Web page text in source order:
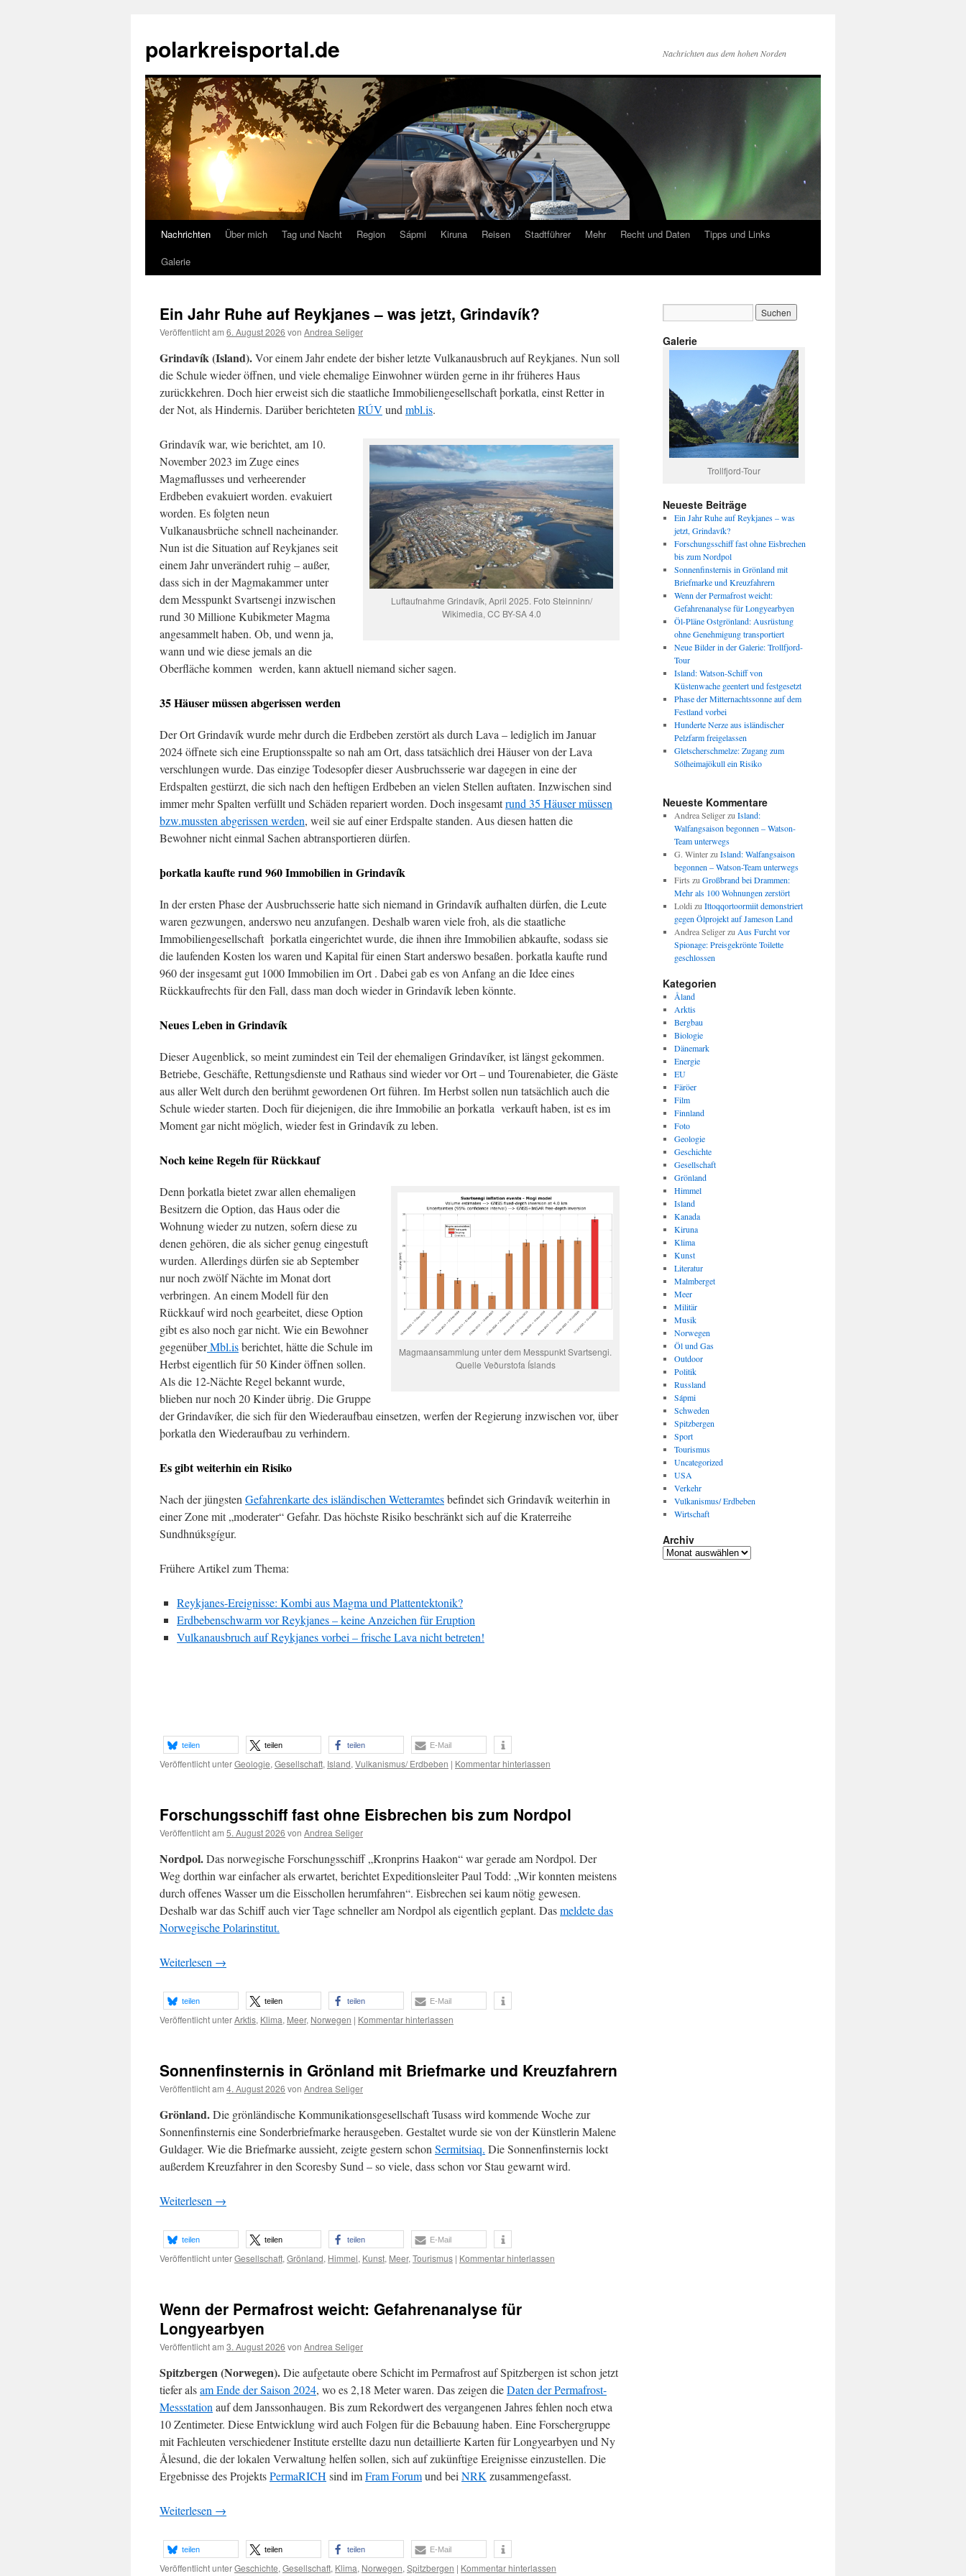
springen
polarkreisportal.de Nachrichten aus dem hohen Norden
Nachrichten Über mich Tag und Nacht Region Sápmi Kiruna Reisen Stadtführer Mehr Recht und Daten
Tipps und Links
Galerie
Ein Jahr Ruhe auf Reykjanes – was jetzt, Grindavík?
Veröffentlicht am 6. August 2026 von Andrea Seliger
Grindavík (Island).Vor einem Jahr endete der bisher letzte Vulkanausbruch auf Reykjanes. Nun soll
die Schule wieder öffnen, und viele ehemalige Einwohner würden gerne in ihr früheres Haus
zurückkehren. Doch hier erweist sich die staatliche Immobiliengesellschaft þorkatla, einst Retter in
der Not, als Hindernis. Darüber berichteten RÚV und mbl.is.
Luftaufnahme Grindavík, April 2025. Foto Steinninn/
Wikimedia, CC BY-SA 4.0
Grindavík war, wie berichtet, am 10.
November 2023 im Zuge eines
Magmaflusses und verheerender
Erdbeben evakuiert worden. evakuiert
worden. Es folgten neun
Vulkanausbrüche schnell nacheinander.
Nun ist die Situation auf Reykjanes seit
einem Jahr unverändert ruhig – außer,
dass sich in der Magmakammer unter
dem Messpunkt Svartsengi inzwischen
rund 30 Millione Kubikmeter Magma
angesammelt haben. Ob, und wenn ja,
wann und wie diese jemals an die
Oberfläche kommen werden, kann aktuell niemand sicher sagen.
35 Häuser müssen abgerissen werden
Der Ort Grindavík wurde mehr durch die Erdbeben zerstört als durch Lava – lediglich im Januar
2024 öffnete sich eine Eruptionsspalte so nah am Ort, dass tatsächlich drei Häuser von der Lava
verschlungen wurde. Das einzige Todesopfer dieser Ausbruchsserie war dagegen in eine der
Erdspalten gestürzt, die sich nach den heftigen Erdbeben an vielen Stellen auftaten. Inzwischen sind
immer mehr Spalten verfüllt und Schäden repariert worden. Doch insgesamtrund 35 Häuser müssen
bzw.mussten abgerissen werden, weil sie auf einer Erdspalte standen. Aus diesen hatten die
Bewohner nicht einmal Sachen abtransportieren dürfen.
þorkatla kaufte rund 960 Immobilien in Grindavík
In der ersten Phase der Ausbruchsserie hatte sich niemand in Grindavík aufhalten dürfen, die Leute
waren gezwungen, anderswo neu anzufangen. Deshalb waren viele froh, als die staatliche
Immobiliengesellschaft þorkatla eingerichtet wurde, die ihnen ihre Immobilien abkaufte, sodass sie
die laufenden Kosten los waren und Kapital für einen Start anderswo besaßen. þorkatla kaufte rund
960 der insgesamt gut 1000 Immobilien im Ort . Dabei gab es von Anfang an die Idee eines
Rückkaufrechts für den Fall, dass man doch wieder in Grindavík leben könnte.
Neues Leben in Grindavík
Dieser Augenblick, so meint zumindest ein Teil der ehemaligen Grindavíker, ist längst gekommen.
Betriebe, Geschäfte, Rettungsdienste und Rathaus sind wieder vor Ort – und Tourenabieter, die Gäste
aus aller Welt durch den berühmt gewordenen Ort führen. Im Herbst sollen nun tatsächlich auch die
Schule wieder starten. Doch für diejenigen, die ihre Immobilie an þorkatla verkauft haben, ist es im
Moment gar nicht möglich, wieder fest in Grindavík zu leben.
Noch keine Regeln für Rückkauf
Magmaansammlung unter dem Messpunkt Svartsengi.
Quelle Veðurstofa Íslands
Denn þorkatla bietet zwar allen ehemaligen
Besitzern die Option, das Haus oder die
Wohnung wieder zu nutzen, sofern diese zu
denen gehören, die als sicher genug eingestuft
wurden. Allerdings dürfen sie ab September
nur noch zwölf Nächte im Monat dort
verbringen. An einem Modell für den
Rückkauf wird noch gearbeitet, diese Option
gibt es also noch gar nicht. Wie ein Bewohner
gegenüberMbl.isberichtet, hätte die Schule im
Herbst eigentlich für 50 Kinder öffnen sollen.
Als die 12-Nächte Regel bekannt wurde,
blieben nur noch 20 Kinder übrig. Die Gruppe
der Grindavíker, die sich für den Wiederaufbau einsetzen, werfen der Regierung inzwischen vor, über
þorkatla den Wiederaufbau zu verhindern.
Es gibt weiterhin ein Risiko
Nach der jüngsten Gefahrenkarte des isländischen Wetteramtesbefindet sich Grindavík weiterhin in
einer Zone mit „moderater“ Gefahr. Das höchste Risiko beschränkt sich auf die Kraterreihe
Sundhnúksgígur.
Frühere Artikel zum Thema:
Reykjanes-Ereignisse: Kombi aus Magma und Plattentektonik?
Erdbebenschwarm vor Reykjanes – keine Anzeichen für Eruption
Vulkanausbruch auf Reykjanes vorbei – frische Lava nicht betreten!
teilen teilen teilen E-Mail
Veröffentlicht unterGeologie, Gesellschaft, Island, Vulkanismus/ Erdbeben | Kommentar hinterlassen
Forschungsschiff fast ohne Eisbrechen bis zum Nordpol
Veröffentlicht am 5. August 2026 von Andrea Seliger
Nordpol.Das norwegische Forschungsschiff „Kronprins Haakon“ war gerade am Nordpol. Der
Weg dorthin war einfacher als erwartet, berichtet Expeditionsleiter Paul Todd: „Wir konnten meistens
durch offenes Wasser um die Eisschollen herumfahren“. Eisbrechen sei kaum nötig gewesen.
Deshalb war das Schiff auch vier Tage schneller am Nordpol als eigentlich geplant. Dasmeldete das
Norwegische Polarinstitut.
Weiterlesen →
teilen teilen teilen E-Mail
Veröffentlicht unterArktis, Klima, Meer, Norwegen | Kommentar hinterlassen
Sonnenfinsternis in Grönland mit Briefmarke und Kreuzfahrern
Veröffentlicht am 4. August 2026 von Andrea Seliger
Grönland.Die grönländische Kommunikationsgesellschaft Tusass wird kommende Woche zur
Sonnenfinsternis eine Sonderbriefmarke herausgeben. Gestaltet wurde sie von der Künstlerin Malene
Guldager. Wie die Briefmarke aussieht, zeigte gestern schon Sermitsiaq. Die Sonnenfinsternis lockt
außerdem Kreuzfahrer in den Scoresby Sund – so viele, dass schon vor Stau gewarnt wird.
Weiterlesen →
teilen teilen teilen E-Mail
Veröffentlicht unterGesellschaft, Grönland, Himmel, Kunst, Meer, Tourismus | Kommentar hinterlassen
Wenn der Permafrost weicht: Gefahrenanalyse für
Longyearbyen
Veröffentlicht am 3. August 2026 von Andrea Seliger
Spitzbergen (Norwegen).Die aufgetaute obere Schicht im Permafrost auf Spitzbergen ist schon jetzt
tiefer alsam Ende der Saison 2024, wo es 2,18 Meter waren. Das zeigen dieDaten der Permafrost-
Messstation auf dem Janssonhaugen. Bis zum Rekordwert des vergangenen Jahres fehlen noch etwa
10 Zentimeter. Diese Entwicklung wird auch Folgen für die Bebauung haben. Eine Forschergruppe
mit Fachleuten verschiedener Institute erstellte dazu nun detaillierte Karten für Longyearbyen und Ny
Ålesund, die der lokalen Verwaltung helfen sollen, sich auf zukünftige Ereignisse einzustellen. Die
Ergebnisse des ProjektsPermaRICH sind imFram Forumund bei NRK zusammengefasst.
Weiterlesen →
teilen teilen teilen E-Mail
Veröffentlicht unterGeschichte, Gesellschaft, Klima, Norwegen, Spitzbergen | Kommentar hinterlassen
Galerie
Trollfjord-Tour
Neueste Beiträge
Ein Jahr Ruhe auf Reykjanes – was
jetzt, Grindavík?
Forschungsschiff fast ohne Eisbrechen
bis zum Nordpol
Sonnenfinsternis in Grönland mit
Briefmarke und Kreuzfahrern
Wenn der Permafrost weicht:
Gefahrenanalyse für Longyearbyen
Öl-Pläne Ostgrönland: Ausrüstung
ohne Genehmigung transportiert
Neue Bilder in der Galerie: Trollfjord-
Tour
Island: Watson-Schiff von
Küstenwache geentert und festgesetzt
Phase der Mitternachtssonne auf dem
Festland vorbei
Hunderte Nerze aus isländischer
Pelzfarm freigelassen
Gletscherschmelze: Zugang zum
Sólheimajökull ein Risiko
Neueste Kommentare
Andrea Seligerzu Island:
Walfangsaison begonnen – Watson-
Team unterwegs
G. Winterzu Island: Walfangsaison
begonnen – Watson-Team unterwegs
Firts zu Großbrand bei Drammen:
Mehr als 100 Wohnungen zerstört
Loldi zu Ittoqqortoormiit demonstriert
gegen Ölprojekt auf Jameson Land
Andrea Seligerzu Aus Furcht vor
Spionage: Preisgekrönte Toilette
geschlossen
Kategorien
Åland
Arktis
Bergbau
Biologie
Dänemark
Energie
EU
Färöer
Film
Finnland
Foto
Geologie
Geschichte
Gesellschaft
Grönland
Himmel
Island
Kanada
Kiruna
Klima
Kunst
Literatur
Malmberget
Meer
Militär
Musik
Norwegen
Öl und Gas
Outdoor
Politik
Russland
Sápmi
Schweden
Spitzbergen
Sport
Tourismus
Uncategorized
USA
Verkehr
Vulkanismus/ Erdbeben
Wirtschaft
Archiv
Archiv